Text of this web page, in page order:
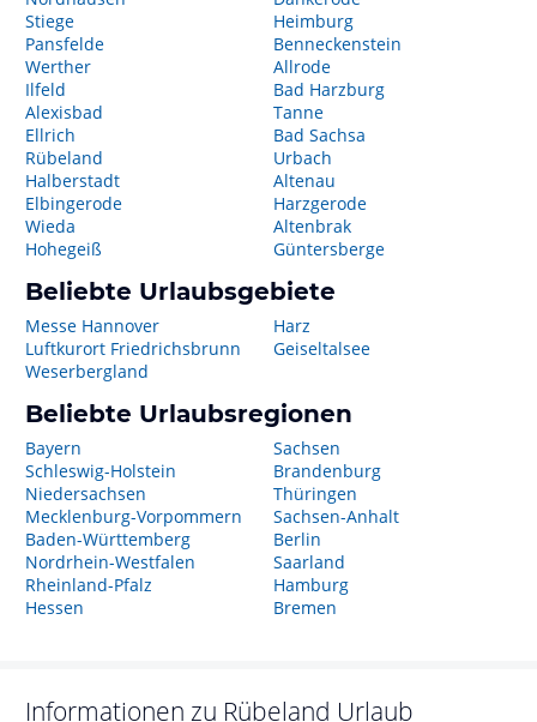
Stiege
Pansfelde
Werther
Ilfeld
Alexisbad
Ellrich
Rübeland
Halberstadt
Elbingerode
Wieda
Hohegeiß
Heimburg
Benneckenstein
Allrode
Bad Harzburg
Tanne
Bad Sachsa
Urbach
Altenau
Harzgerode
Altenbrak
Güntersberge
Beliebte Urlaubsgebiete
Messe Hannover
Luftkurort Friedrichsbrunn
Weserbergland
Harz
Geiseltalsee
Beliebte Urlaubsregionen
Bayern
Schleswig-Holstein
Niedersachsen
Mecklenburg-Vorpommern
Baden-Württemberg
Nordrhein-Westfalen
Rheinland-Pfalz
Hessen
Sachsen
Brandenburg
Thüringen
Sachsen-Anhalt
Berlin
Saarland
Hamburg
Bremen
Informationen zu Rübeland Urlaub